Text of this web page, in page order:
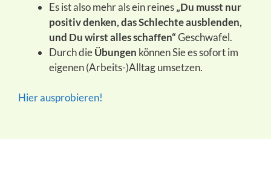
Es ist also mehr als ein reines„Du musst nur
positiv denken, das Schlechte ausblenden,
und Du wirst alles schaffen“Geschwafel.
Durch dieÜbungen können Sie es sofort im
eigenen (Arbeits-)Alltag umsetzen.
Hier ausprobieren!